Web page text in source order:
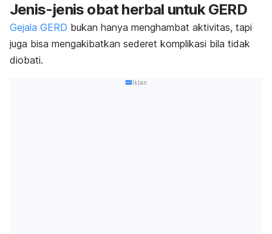
Jenis-jenis obat herbal untuk GERD
Gejala GERD bukan hanya menghambat aktivitas, tapi
juga bisa mengakibatkan sederet komplikasi bila tidak
diobati.
Iklan